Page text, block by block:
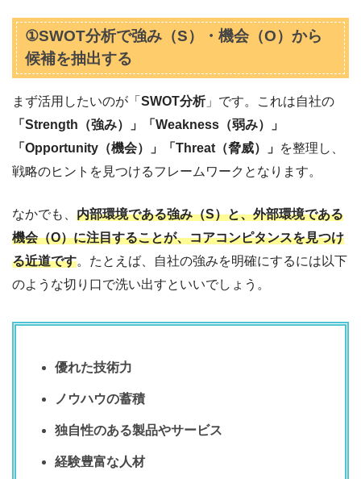
①SWOT分析で強み（S）・機会（O）から
候補を抽出する
まず活用したいのが「 SWOT分析」です。これは自社の
「Strength（強み）」「Weakness（弱み）」
「Opportunity（機会）」「Threat（脅威）」 を整理し、
戦略のヒントを見つけるフレームワークとなります。
なかでも、 内部環境である強み（S）と、外部環境である
機会（O）に注目することが、コアコンピタンスを見つけ
る近道です。たとえば、自社の強みを明確にするには以下
のような切り口で洗い出すといいでしょう。
優れた技術力
ノウハウの蓄積
独自性のある製品やサービス
経験豊富な人材